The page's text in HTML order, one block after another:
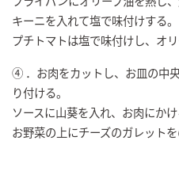
キーニを入れて塩で味付けする。
プチトマトは塩で味付けし、オリ
④ ．お肉をカットし、お皿の中
り付ける。
ソースに山葵を入れ、お肉にかけ
お野菜の上にチーズのガレットを